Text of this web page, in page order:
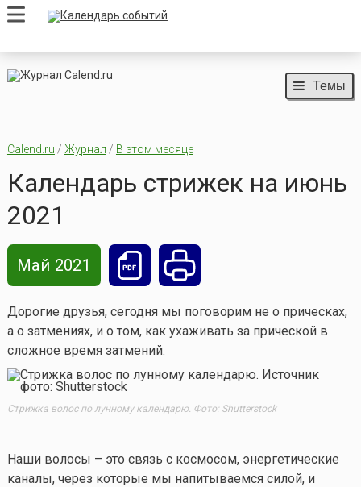
Темы
Calend.ru / Журнал / В этом месяце
Календарь стрижек на июнь
2021
Май 2021
Дорогие друзья, сегодня мы поговорим не о прическах,
а о затмениях, и о том, как ухаживать за прической в
сложное время затмений.
Стрижка волос по лунному календарю. Фото: Shutterstock
Наши волосы – это связь с космосом, энергетические
каналы, через которые мы напитываемся силой, и